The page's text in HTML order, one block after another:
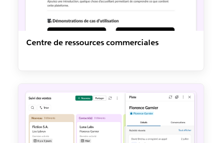
Centre de ressources commerciales